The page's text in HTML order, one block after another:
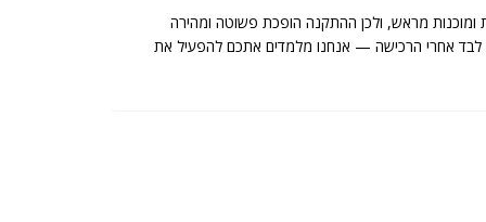
מראש, ולכן ההתקנה הופכת פשוטה ומהירה
לבד אחרי הרכישה — אנחנו מלמדים אתכם להפעיל את